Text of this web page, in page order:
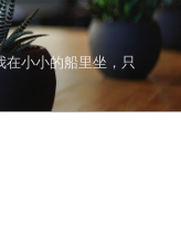
小小的船里坐，只